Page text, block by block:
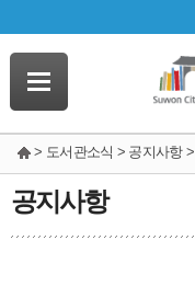
> 도서관소식 > 공지사항 >
공지사항